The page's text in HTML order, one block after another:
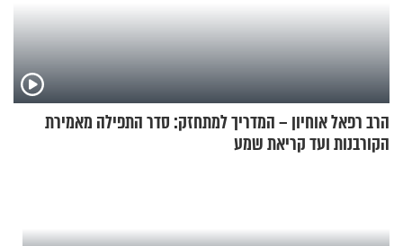
הרב רפאל אוחיון – המדריך למתחזק: סדר התפילה מאמירת
הקורבנות ועד קריאת שמע